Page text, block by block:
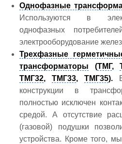
Однофазные
Используются в
однофазных
электрооборудование
Трехфазные
трансформаторы (ТМГ,
ТМГ32, ТМГ33, ТМГ35).
конструкции в
полностью исключен
средой. А отсутствие
(газовой) подушки
устройства. Кроме того,